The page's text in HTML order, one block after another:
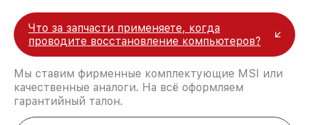
Что за запчасти применяете, когда
проводите восстановление компьютеров?
Мы ставим фирменные комплектующие MSI или
качественные аналоги. На всё оформляем
гарантийный талон.